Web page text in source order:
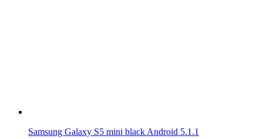
Samsung Galaxy S5 mini black Android 5.1.1